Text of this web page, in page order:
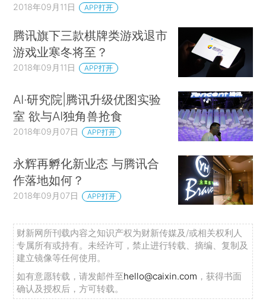
2018年09月11日 APP打开
腾讯旗下三款棋牌类游戏退市
游戏业寒冬将至？
2018年09月11日 APP打开
AI·研究院|腾讯升级优图实验
室 欲与AI独角兽抢食
2018年09月07日 APP打开
永辉再孵化新业态 与腾讯合
作落地如何？
2018年09月07日 APP打开
财新网所刊载内容之知识产权为财新传媒及/或相关权利人
专属所有或持有。未经许可，禁止进行转载、摘编、复制及
建立镜像等任何使用。
如有意愿转载，请发邮件至hello@caixin.com ，获得书面
确认及授权后，方可转载。